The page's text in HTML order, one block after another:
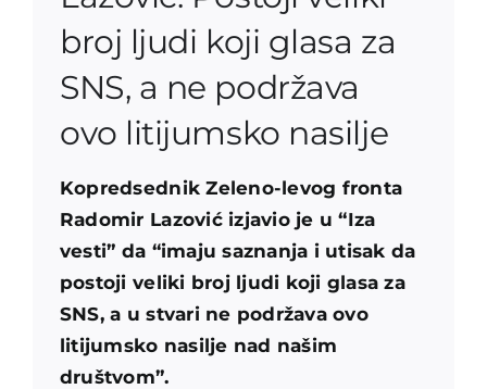
broj ljudi koji glasa za
SNS, a ne podržava
ovo litijumsko nasilje
Kopredsednik Zeleno-levog fronta
Radomir Lazović izjavio je u “Iza
vesti” da “imaju saznanja i utisak da
postoji veliki broj ljudi koji glasa za
SNS, a u stvari ne podržava ovo
litijumsko nasilje nad našim
društvom”.